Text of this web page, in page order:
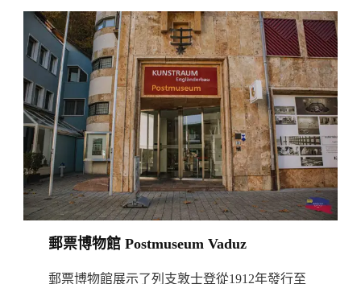
郵票博物館 Postmuseum Vaduz
郵票博物館展示了列支敦士登從1912年發行至